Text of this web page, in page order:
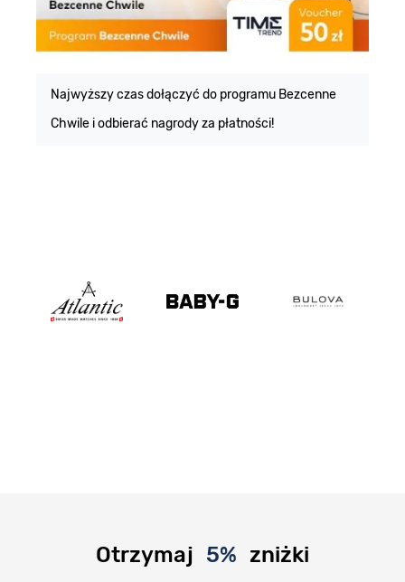
Najwyższy czas dołączyć do programu Bezcenne
Chwile i odbierać nagrody za płatności!
Otrzymaj 5% zniżki